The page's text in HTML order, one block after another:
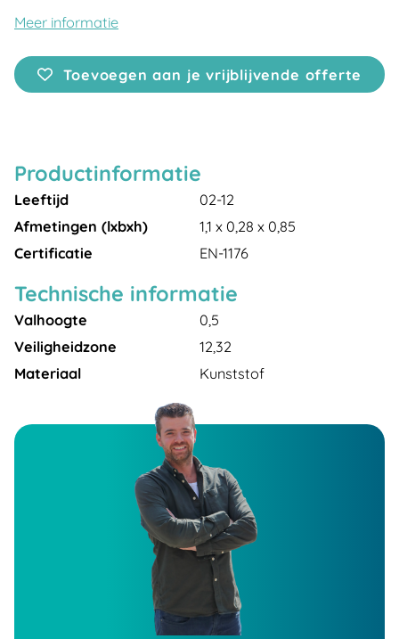
Meer informatie
Toevoegen aan je vrijblijvende offerte
Productinformatie
Leeftijd
02-12
Afmetingen (lxbxh)
1,1 x 0,28 x 0,85
Certificatie
EN-1176
Technische informatie
Valhoogte
0,5
Veiligheidzone
12,32
Materiaal
Kunststof